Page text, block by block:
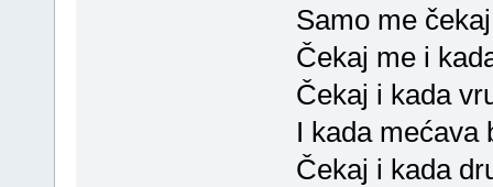
Samo me
Čekaj me i
Čekaj i kada
I kada mećava
Čekaj i kada